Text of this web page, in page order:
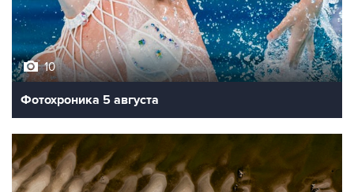
10
Фотохроника 5 августа